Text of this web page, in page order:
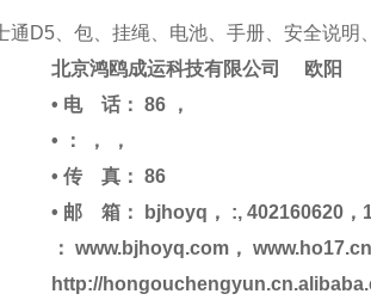
通D5、包、挂绳、电池、手册、安全说明
北京鸿鸥成运科技有限公司 欧阳
• 电 话： 86 ，
• ： ， ，
• 传 真： 86
• 邮 箱： bjhoyq， :, 402160620，
： www.bjhoyq.com， www.ho17.cn
http://